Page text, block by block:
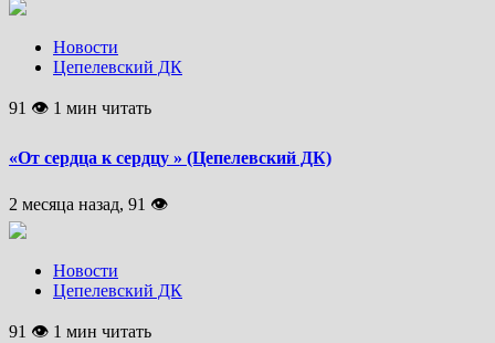
Новости
Цепелевский ДК
91 👁 1 мин читать
«От сердца к сердцу » (Цепелевский ДК)
2 месяца назад, 91 👁
Новости
Цепелевский ДК
91 👁 1 мин читать